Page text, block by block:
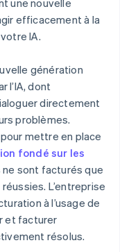
une nouvelle
efficacement à la
IA.
génération
l’IA, dont
directement
problèmes.
mettre en place
fondé sur les
ne sont facturés que
L’entreprise
à l’usage de
et facturer
résolus.